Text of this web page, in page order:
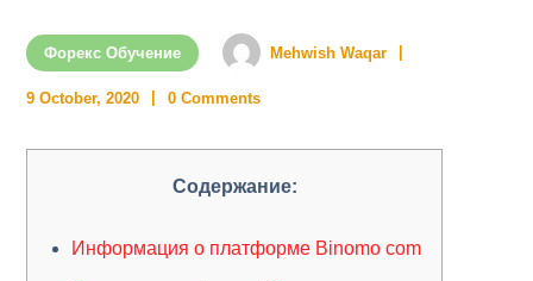
Форекс Обучение Mehwish Waqar
9 October, 2020 0 Comments
Содержание:
Информация о платформе Binomo com